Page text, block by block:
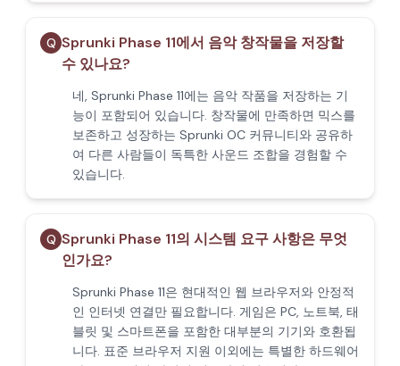
Q Sprunki Phase 11에서 음악 창작물을 저장할
수 있나요?
네, Sprunki Phase 11에는 음악 작품을 저장하는 기
능이 포함되어 있습니다. 창작물에 만족하면 믹스를
보존하고 성장하는 Sprunki OC 커뮤니티와 공유하
여 다른 사람들이 독특한 사운드 조합을 경험할 수
있습니다.
Q Sprunki Phase 11의 시스템 요구 사항은 무엇
인가요?
Sprunki Phase 11은 현대적인 웹 브라우저와 안정적
인 인터넷 연결만 필요합니다. 게임은 PC, 노트북, 태
블릿 및 스마트폰을 포함한 대부분의 기기와 호환됩
니다. 표준 브라우저 지원 이외에는 특별한 하드웨어